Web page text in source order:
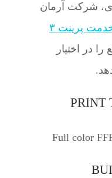
شرکت آرمان
خدمت پرینت ۳
در اختیار
PRINT
Full color